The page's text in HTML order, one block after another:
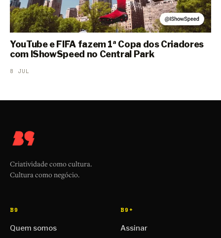
YouTube e FIFA fazem 1ª Copa dos Criadores
com IShowSpeed no Central Park
8 JUL
Criatividade como cultura.
Cultura como negócio.
B9
Quem somos
B9+
Assinar